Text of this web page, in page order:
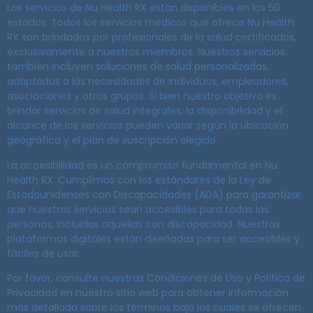
Los servicios de Nu Health RX están disponibles en los 50
estados. Todos los servicios médicos que ofrece Nu Health
RX son brindados por profesionales de la salud certificados,
exclusivamente a nuestros miembros. Nuestros servicios
también incluyen soluciones de salud personalizadas,
adaptadas a las necesidades de individuos, empleadores,
asociaciones y otros grupos. Si bien nuestro objetivo es
brindar servicios de salud integrales, la disponibilidad y el
alcance de los servicios pueden variar según la ubicación
geográfica y el plan de suscripción elegido.
La accesibilidad es un compromiso fundamental en Nu
Health RX. Cumplimos con los estándares de la Ley de
Estadounidenses con Discapacidades (ADA) para garantizar
que nuestros servicios sean accesibles para todas las
personas, incluidas aquellas con discapacidad. Nuestras
plataformas digitales están diseñadas para ser accesibles y
fáciles de usar.
Por favor, consulte nuestras Condiciones de Uso y Política de
Privacidad en nuestro sitio web para obtener información
más detallada sobre los términos bajo los cuales se ofrecen